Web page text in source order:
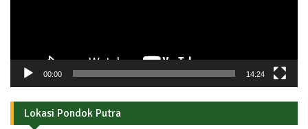
00:00 14:24
Lokasi Pondok Putra